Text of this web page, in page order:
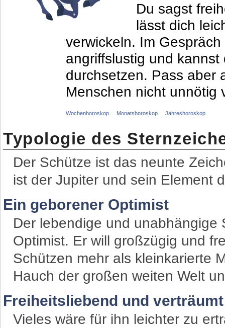
Du sagst
lässt dich
verwickeln. Im
angriffslustig und
durchsetzen. Pass aber
Menschen nicht unnötig
Wochenhoroskop Monatshoroskop Jahreshoroskop
Typologie des
Der Schütze ist das neunte
ist der Jupiter und sein Element
Ein geborener Optimist
Der lebendige und unabhängige
Optimist. Er will großzügig und
Schützen mehr als kleinkarierte
Hauch der großen weiten Welt
Freiheitsliebend und verträumt
Vieles wäre für ihn leichter zu